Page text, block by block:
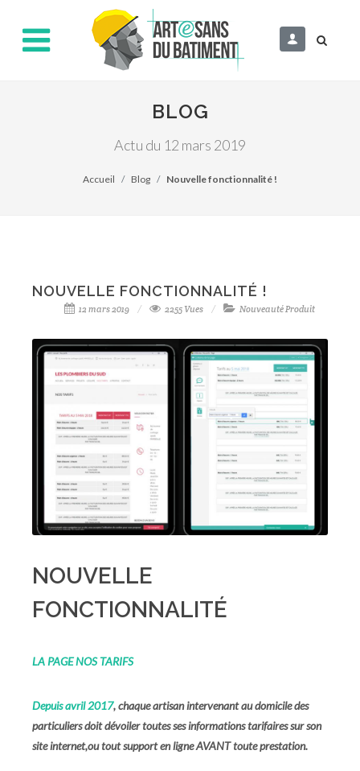
BLOG
Actu du 12 mars 2019
Accueil Blog Nouvelle fonctionnalité !
NOUVELLE FONCTIONNALITÉ !
12 mars 2019 2255 Vues Nouveauté Produit
NOUVELLE
FONCTIONNALITÉ
LA PAGE NOS TARIFS
Depuis avril 2017, chaque artisan intervenant au domicile des
particuliers doit dévoiler toutes ses informations tarifaires sur son
site internet,ou tout support en ligne AVANT toute prestation.